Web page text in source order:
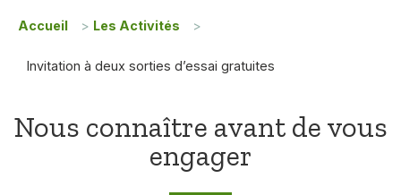
Accueil > Les Activités >
Invitation à deux sorties d’essai gratuites
Nous connaître avant de vous
engager